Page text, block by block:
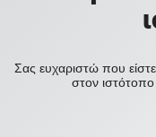
Σας ευχαριστώ που
στον